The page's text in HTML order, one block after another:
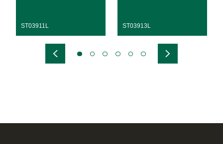
ST03911L ST03913L